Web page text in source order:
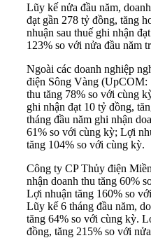
Lũy kế nửa đầu năm,
đạt gần 278 tỷ đồng, tăng
nhuận sau thuế ghi nhận
123% so với nửa đầu năm
Ngoài các doanh nghiệp
điện Sông Vàng (UpCOM:
thu tăng 78% so với cùng
ghi nhận đạt 10 tỷ đồng,
tháng đầu năm ghi nhận
61% so với cùng kỳ; Lợi
tăng 104% so với cùng kỳ.
Công ty CP Thủy điện
nhận doanh thu tăng 60%
Lợi nhuận tăng 160% so
Lũy kế 6 tháng đầu năm,
tăng 64% so với cùng kỳ.
đồng, tăng 215% so với